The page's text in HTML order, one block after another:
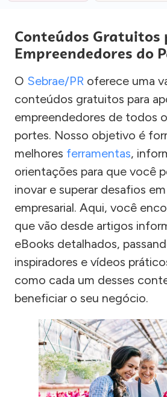
Conteúdos Gratuitos
Empreendedores do
O Sebrae/PR oferece uma
conteúdos gratuitos para
empreendedores de todos
portes. Nosso objetivo é
melhores ferramentas,
orientações para que você
inovar e superar desafios
empresarial. Aqui, você
que vão desde artigos
eBooks detalhados,
inspiradores e vídeos
como cada um desses
beneficiar o seu negócio.